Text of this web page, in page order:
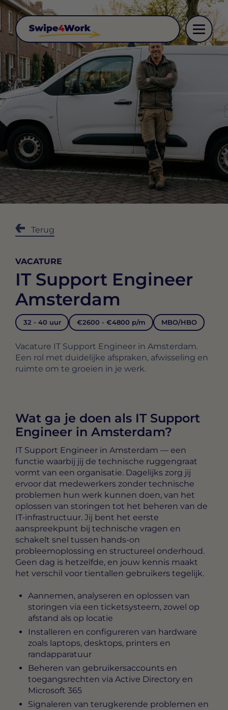
Terug
VACATURE
IT Support Engineer
Amsterdam
32 - 40 uur €2600 - €4800 p/m MBO/HBO
Vacature IT Support Engineer in Amsterdam.
Een rol met duidelijke afspraken, afwisseling en
ruimte om te groeien in je werk.
Wat ga je doen als IT Support
Engineer in Amsterdam?
IT Support Engineer in Amsterdam — een
functie waarbij jij de technische ruggengraat
vormt van een organisatie. Dagelijks zorg jij
ervoor dat medewerkers zonder technische
problemen hun werk kunnen doen, van het
oplossen van storingen tot het beheren van de
IT-infrastructuur. Jij bent het eerste
aanspreekpunt bij technische vragen en
schakelt snel tussen hands-on
probleemoplossing en structureel onderhoud.
Geen dag is hetzelfde, en jouw kennis maakt
het verschil voor tientallen gebruikers tegelijk.
Aannemen, analyseren en oplossen van
storingen via een ticketsysteem, zowel op
afstand als op locatie
Installeren en configureren van hardware
zoals laptops, desktops, printers en
randapparatuur
Beheren van gebruikersaccounts en
toegangsrechten via Active Directory en
Microsoft 365
Signaleren van terugkerende problemen en